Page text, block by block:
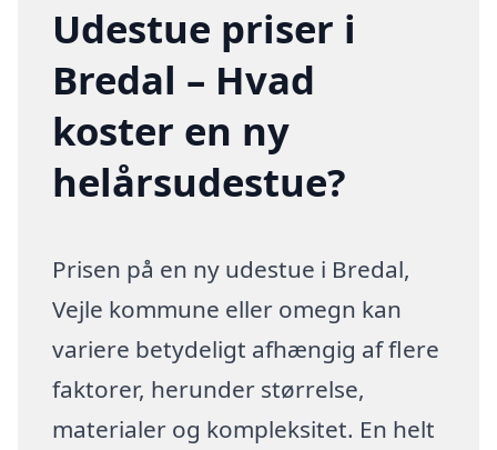
Udestue priser i
Bredal – Hvad
koster en ny
helårsudestue?
Prisen på en ny udestue i Bredal,
Vejle kommune eller omegn kan
variere betydeligt afhængig af flere
faktorer, herunder størrelse,
materialer og kompleksitet. En helt